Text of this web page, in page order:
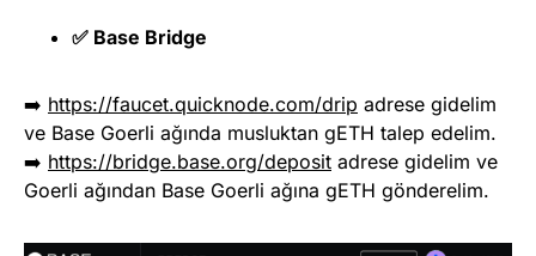
✅ Base Bridge
➡️ https://faucet.quicknode.com/drip adrese gidelim
ve Base Goerli ağında musluktan gETH talep edelim.
➡️ https://bridge.base.org/deposit adrese gidelim ve
Goerli ağından Base Goerli ağına gETH gönderelim.